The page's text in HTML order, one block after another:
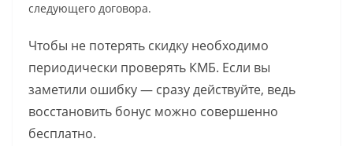
следующего договора.
Чтобы не потерять скидку необходимо
периодически проверять КМБ. Если вы
заметили ошибку — сразу действуйте, ведь
восстановить бонус можно совершенно
бесплатно.